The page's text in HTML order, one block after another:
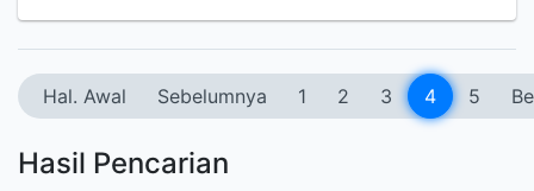
Hal. Awal Sebelumnya 1 2 3 4 5
Hasil Pencarian